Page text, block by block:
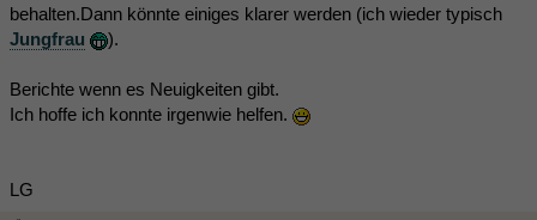
behalten.Dann könnte einiges klarer werden (ich wieder typisch
Jungfrau
).
Berichte wenn es Neuigkeiten gibt.
Ich hoffe ich konnte irgenwie helfen.
LG